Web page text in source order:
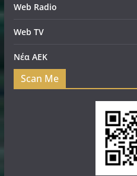
Web Radio
Web TV
Νέα ΑΕΚ
Scan Me